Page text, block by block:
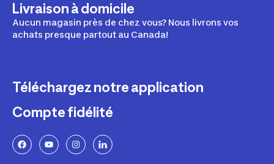
Livraison à domicile
Aucun magasin près de chez vous? Nous livrons vos
achats presque partout au Canada!
Téléchargez notre application
Compte fidélité